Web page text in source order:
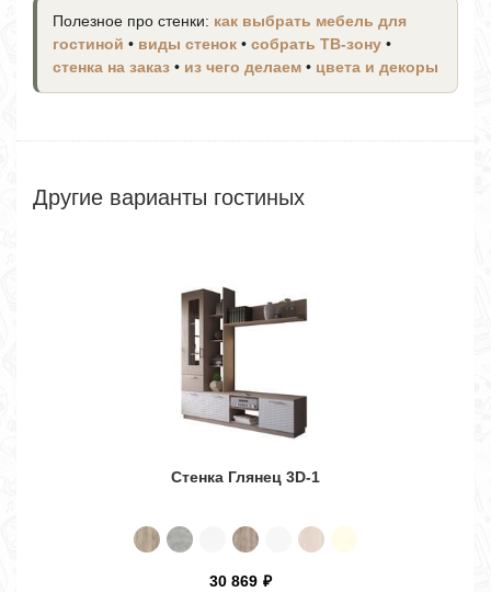
Полезное про стенки: как выбрать мебель для
гостиной • виды стенок • собрать ТВ-зону •
стенка на заказ • из чего делаем • цвета и декоры
Другие варианты гостиных
Стенка Глянец 3D-1
30 869 ₽